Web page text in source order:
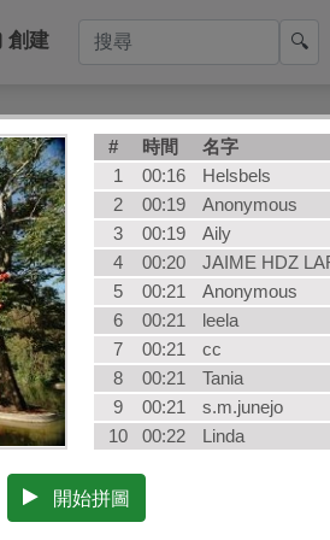
藝術
冬季
狗
植物
建築
AI Art
創建 🔍
# 時間 名字
1
00:16 Helsbels
2
00:19 Anonymous
3
00:19 Aily
4
00:20 JAIME HDZ
5
00:21 Anonymous
6
00:21 leela
7
00:21 cc
8
00:21 Tania
9
00:21 s.m.junejo
10
00:22 Linda
開始拼圖